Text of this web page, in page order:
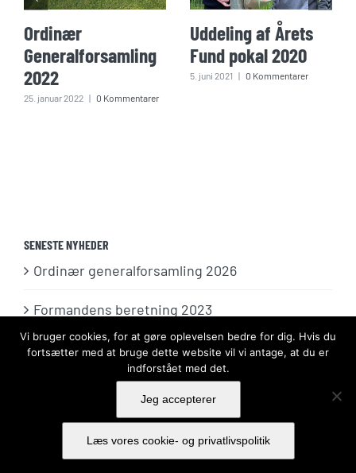
Ordinær
Generalforsamling
2022
25. januar 2022 | 0 Kommentarer
Uddeling af Årets
Fund pokal 2020
5. juni 2021 | 0 Kommentarer
SENESTE NYHEDER
Ordinær generalforsamling 2026
Formandens beretning 2023
Formandens beretning 2022
Vi bruger cookies, for at gøre oplevelsen bedre for dig. Hvis du
fortsætter med at bruge dette website vil vi antage, at du er
indforstået med det.
Jeg accepterer
Læs vores cookie- og privatlivspolitik